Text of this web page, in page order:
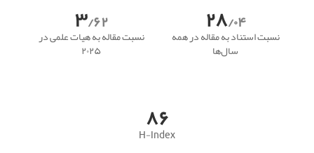
۲۸/۰۴
نسبت استناد به مقاله در همه
سال‌ها
۳/۶۲
نسبت مقاله به هیات علمی در
۲۰۲۵
۸۶
H-Index